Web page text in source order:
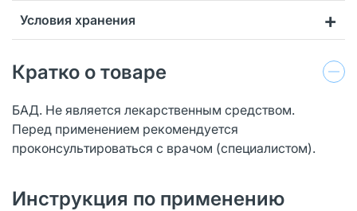
Условия хранения
Кратко о товаре
БАД. Не является лекарственным средством.
Перед применением рекомендуется
проконсультироваться с врачом (специалистом).
Инструкция по применению